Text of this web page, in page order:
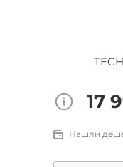
17
Нашли